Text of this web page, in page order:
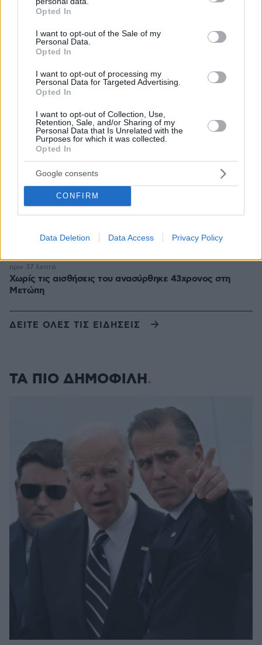
grant or deny consent to Google and its third-party tags to
use your data for below specified purposes in below Google
consent section.
Opted In
I want to opt-out of the Sale of my
Personal Data.
Opted In
I want to opt-out of processing my
Personal Data for Targeted Advertising.
Opted In
I want to opt-out of Collection, Use,
Retention, Sale, and/or Sharing of my
Personal Data that Is Unrelated with the
Purposes for which it was collected.
Opted In
Google consents
CONFIRM
Data Deletion Data Access Privacy Policy
Δεν είναι τα αμύγδαλα
πριν 20 λεπτά
Δάκρυσε ο Άντι Μπέρναμ για τον πατέρα του που έχει
Αλτσχάιμερ: Η αντίδρασή του όταν τον είδε να
αναλαμβάνει την πρωθυπουργία, δείτε βίντεο
πριν 22 λεπτά
Μουσακάς: Η μπεσαμέλ, τα λαχανικά και το τηγάνισμα
της μελιτζάνας, σύμφωνα με τους σεφ
πριν 27 λεπτά
Momwashing: Όταν μια επιχείρηση αγαπάει τη
μητρότητα μόνο στα λόγια αλλά όχι στα έργα
πριν 27 λεπτά
Συμπαίκτης του Τζόλη ο Μπρούνο Γκιμαράες:
Ανακοινώθηκε από την Άρσεναλ ο Βραζιλιάνος
πριν 29 λεπτά
πριν 37 λεπτά
Χωρίς τις αισθήσεις του ανασύρθηκε 43χρονος στη
Μετώπη
πριν 37 λεπτά
ΔΕΙΤΕ ΟΛΕΣ ΤΙΣ ΕΙΔΗΣΕΙΣ
ΤΑ ΠΙΟ ΔΗΜΟΦΙΛΗ